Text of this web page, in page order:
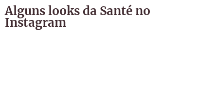
Alguns looks da Santé no
Instagram